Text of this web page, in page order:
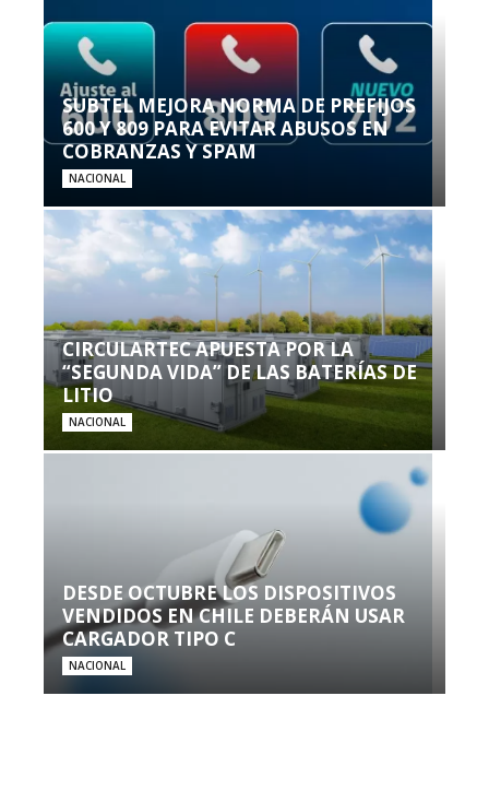
SUBTEL MEJORA NORMA DE PREFIJOS
600 Y 809 PARA EVITAR ABUSOS EN
COBRANZAS Y SPAM
NACIONAL
CIRCULARTEC APUESTA POR LA
“SEGUNDA VIDA” DE LAS BATERÍAS DE
LITIO
NACIONAL
DESDE OCTUBRE LOS DISPOSITIVOS
VENDIDOS EN CHILE DEBERÁN USAR
CARGADOR TIPO C
NACIONAL